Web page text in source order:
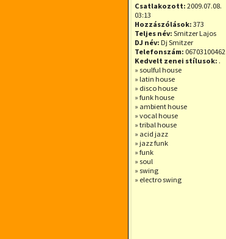
Csatlakozott: 2009.07.08.
03:13
Hozzászólások: 373
Teljes név: Smitzer Lajos
DJ név: Dj Smitzer
Telefonszám: 06703100462
Kedvelt zenei stílusok: .
» soulful house
» latin house
» disco house
» funk house
» ambient house
» vocal house
» tribal house
» acid jazz
» jazz funk
» funk
» soul
» swing
» electro swing